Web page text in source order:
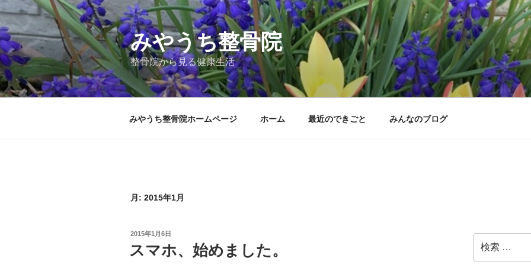
コ
ン
テ
ン
ツ
へ
ス
みやうち整骨院
整骨院から見る健康生活
みやうち整骨院ホームページ ホーム 最近のできごと みんなのブログ
月: 2015年1月
投
日:
2015年1月6日
スマホ、始めました。
索: